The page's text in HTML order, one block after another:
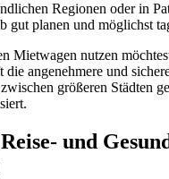
Regionen oder in
gut planen und möglichst
Mietwagen nutzen
angenehmere und
größeren Städten
und